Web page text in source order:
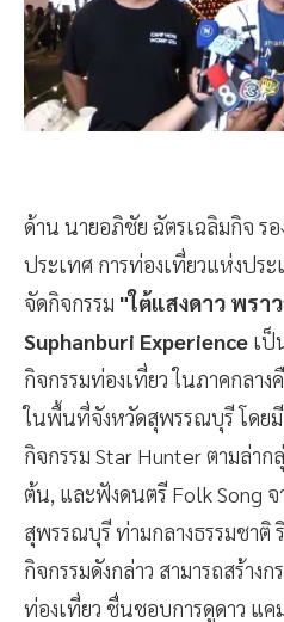
ด้าน นายอภิชัย ฉัตรเฉลิมกิจ ร
ประเทศ การท่องเที่ยวแห่งปร
จัดกิจกรรม "ใต้แสงดาว พร
Suphanburi Experience เป็
กิจกรรมท่องเที่ยว ในภาคกลาง
ในพื้นที่จังหวัดสุพรรณบุรี โดย
กิจกรรม Star Hunter ตามล่าก
ต้น, และฟังดนตรี Folk Song จ
สุพรรณบุรี ท่ามกลางธรรมชาติ
กิจกรรมดังกล่าว สามารถสร้าง
ท่องเที่ยว ชื่นชอบการดูดาว แค